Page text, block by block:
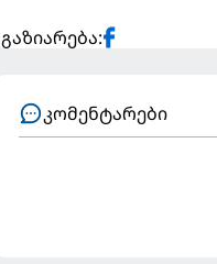
გაზიარება:
კომენტარები